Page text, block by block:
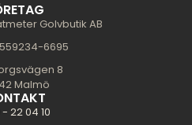
Golvbutik AB
559234-6695
8
Malmö
22 04 10